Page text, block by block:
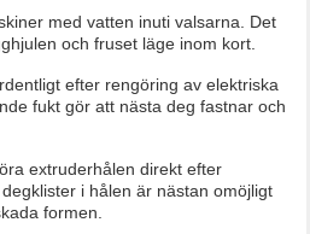
med vatten inuti valsarna. Det
och fruset läge inom kort.
efter rengöring av elektriska
fukt gör att nästa deg fastnar och
extruderhålen direkt efter
i hålen är nästan omöjligt
formen.